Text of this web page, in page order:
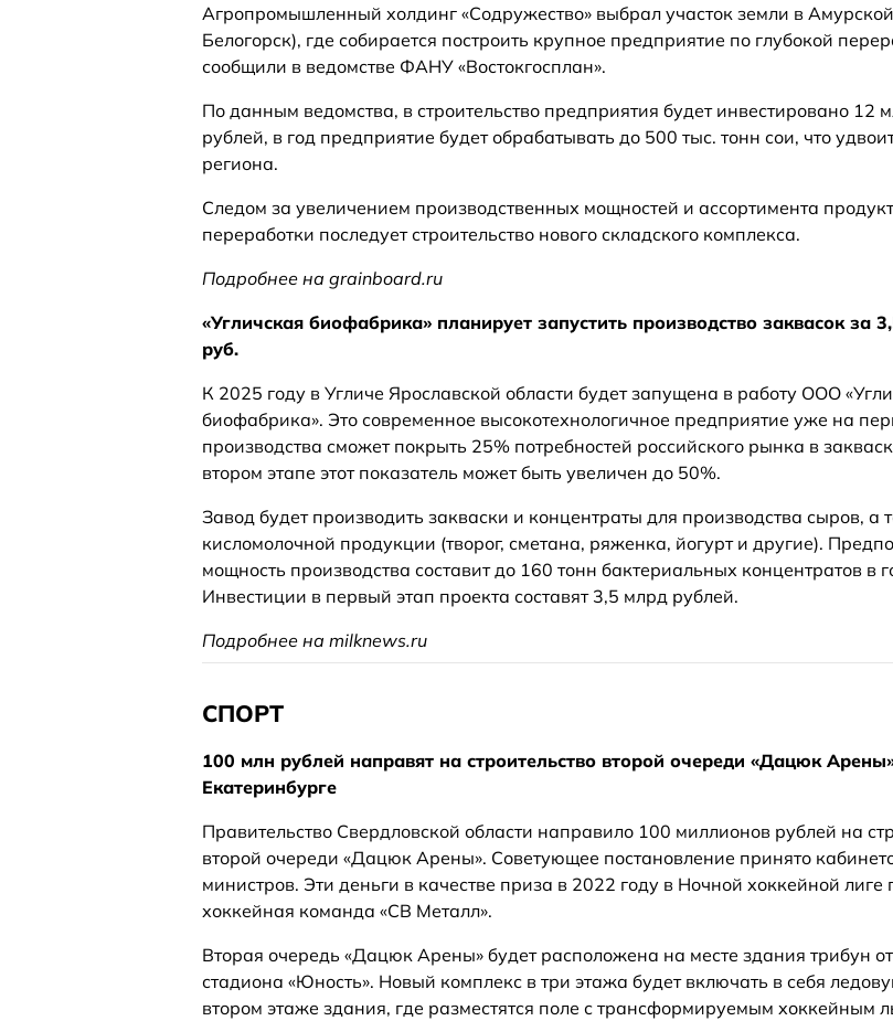
Агропромышленный холдинг «Содружество» выбрал участок земли в Амурской
Белогорск), где собирается построить крупное предприятие по глубокой
сообщили в ведомстве ФАНУ «Востокгосплан».
По данным ведомства, в строительство предприятия будет инвестировано 12
рублей, в год предприятие будет обрабатывать до 500 тыс. тонн сои, что
региона.
Следом за увеличением производственных мощностей и ассортимента
переработки последует строительство нового складского комплекса.
Подробнее на grainboard.ru
«Угличская биофабрика» планирует запустить производство заквасок за
руб.
К 2025 году в Угличе Ярославской области будет запущена в работу ООО
биофабрика». Это современное высокотехнологичное предприятие уже на
производства сможет покрыть 25% потребностей российского рынка в
втором этапе этот показатель может быть увеличен до 50%.
Завод будет производить закваски и концентраты для производства сыров, а
кисломолочной продукции (творог, сметана, ряженка, йогурт и другие).
мощность производства составит до 160 тонн бактериальных концентратов в
Инвестиции в первый этап проекта составят 3,5 млрд рублей.
Подробнее на milknews.ru
СПОРТ
100 млн рублей направят на строительство второй очереди «Дацюк
Екатеринбурге
Правительство Свердловской области направило 100 миллионов рублей на
второй очереди «Дацюк Арены». Советующее постановление принято
министров. Эти деньги в качестве приза в 2022 году в Ночной хоккейной лиге
хоккейная команда «СВ Металл».
Вторая очередь «Дацюк Арены» будет расположена на месте здания трибун
стадиона «Юность». Новый комплекс в три этажа будет включать в себя
втором этаже здания, где разместятся поле с трансформируемым хоккейным